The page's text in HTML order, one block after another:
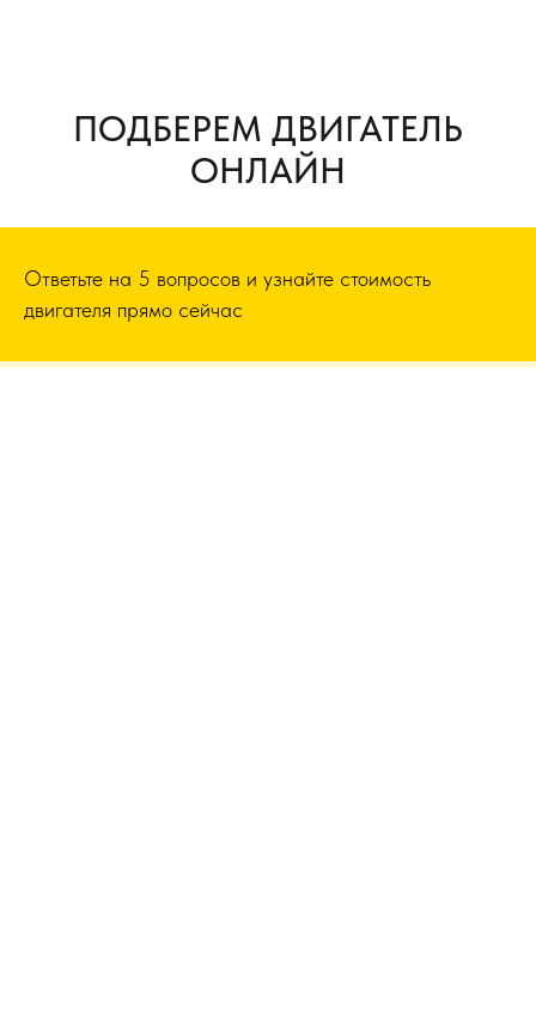
ПОДБЕРЕМ ДВИГАТЕЛЬ
ОНЛАЙН
Ответьте на 5 вопросов и узнайте стоимость
двигателя прямо сейчас